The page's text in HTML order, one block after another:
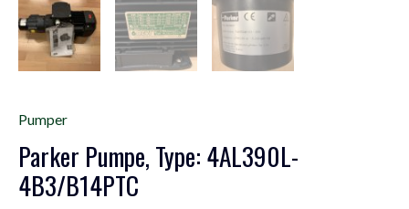
Pumper
Parker Pumpe, Type: 4AL390L-
4B3/B14PTC